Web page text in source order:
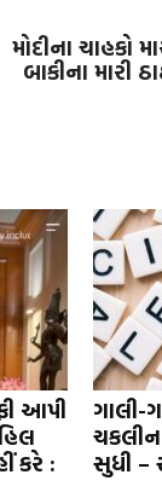
મોદીના ચાહકો
બાકીના મારી
આપી
કરે :
ગાલી-
સુધી –